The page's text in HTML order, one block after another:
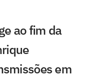
ao fim da
em